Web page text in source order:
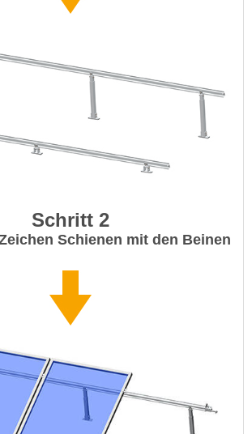
Schritt 2
Schienen mit den Beinen